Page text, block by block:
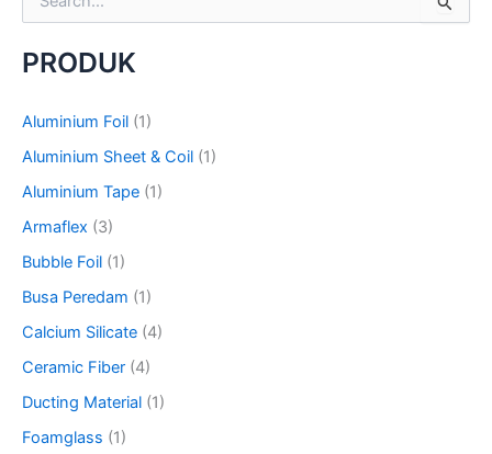
e
f
o
:
PRODUK
Aluminium Foil (1)
Aluminium Sheet & Coil (1)
Aluminium Tape (1)
Armaflex (3)
Bubble Foil (1)
Busa Peredam (1)
Calcium Silicate (4)
Ceramic Fiber (4)
Ducting Material (1)
Foamglass (1)